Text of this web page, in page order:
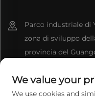
Parco industriale di
zona di sviluppo
provincia del
8613603092966
[email protected]
We value your
We use cookies and